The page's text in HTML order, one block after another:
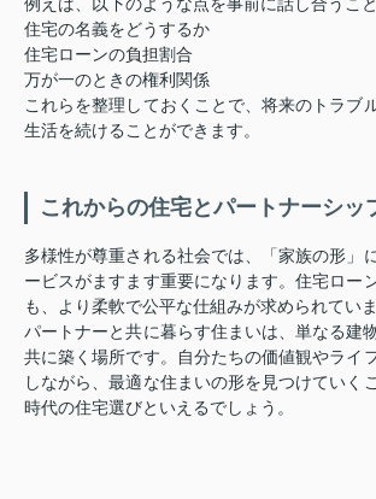
住宅の名義をどうするか
住宅ローンの負担割合
万が一のときの権利 関係
これらを整理 し ておく こと で、将来の トラブ
生活を続ける ことができ ます。
これからの住宅とパートナーシッ
多様性が尊重さ れる社会では、「家族の形」
ービスがます ます重要になり ます。住宅ロー
も、
より柔軟で公平な仕組みが求められてい
パートナーと共に暮らす住まいは、単なる建
共に築く場所です。 自分たちの価値観やライ
しながら、最適な住まいの形を 見つけていく
時代の住宅選びと いえるでしょう。